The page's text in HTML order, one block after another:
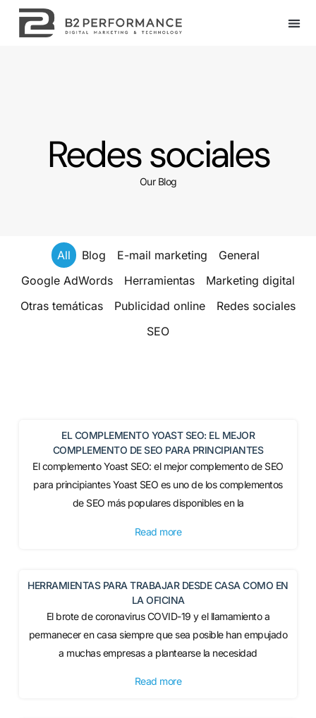
Redes sociales
Our Blog
Blog E-mail marketing
General
Google AdWords
Herramientas
Marketing digital
Otras temáticas
Publicidad online
Redes sociales
SEO
All
EL COMPLEMENTO YOAST SEO: EL MEJOR
COMPLEMENTO DE SEO PARA PRINCIPIANTES
El complemento Yoast SEO: el mejor complemento de SEO
para principiantes Yoast SEO es uno de los complementos
de SEO más populares disponibles en la
Read more
HERRAMIENTAS PARA TRABAJAR DESDE CASA COMO EN
LA OFICINA
El brote de coronavirus COVID-19 y el llamamiento a
permanecer en casa siempre que sea posible han empujado
a muchas empresas a plantearse la necesidad
Read more